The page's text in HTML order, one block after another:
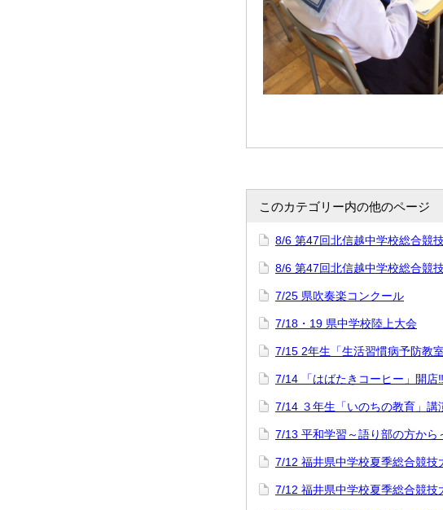
このカテゴリー内の他のページ
8/6 第47回北信越中学校総合競
8/6 第47回北信越中学校総合競
7/25 県吹奏楽コンクール
7/18・19 県中学校陸上大会
7/15 2年生「生活習慣病予防教室
7/14 「はばたきコーヒー」開店
7/14 ３年生「いのちの教育」講
7/13 平和学習～語り部の方から
7/12 福井県中学校夏季総合競
7/12 福井県中学校夏季総合競